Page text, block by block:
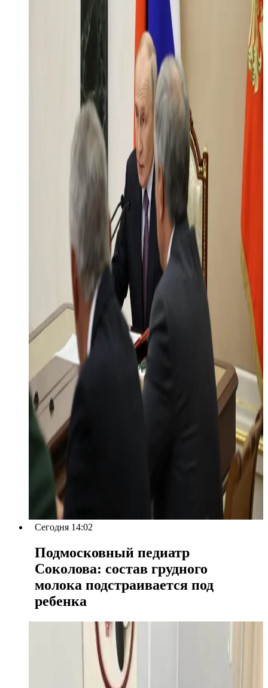
Сегодня 14:02
Подмосковный педиатр
Соколова: состав грудного
молока подстраивается под
ребенка